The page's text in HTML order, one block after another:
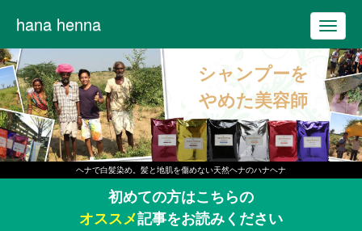
シャンプーを
やめた美容師
T
o
g
g
l
e
n
a
hana henna
ヘナで白髪染め。髪と地肌を傷めない天然ヘナのハナヘナ
初めての方はこちらの
オススメ記事をお読みください